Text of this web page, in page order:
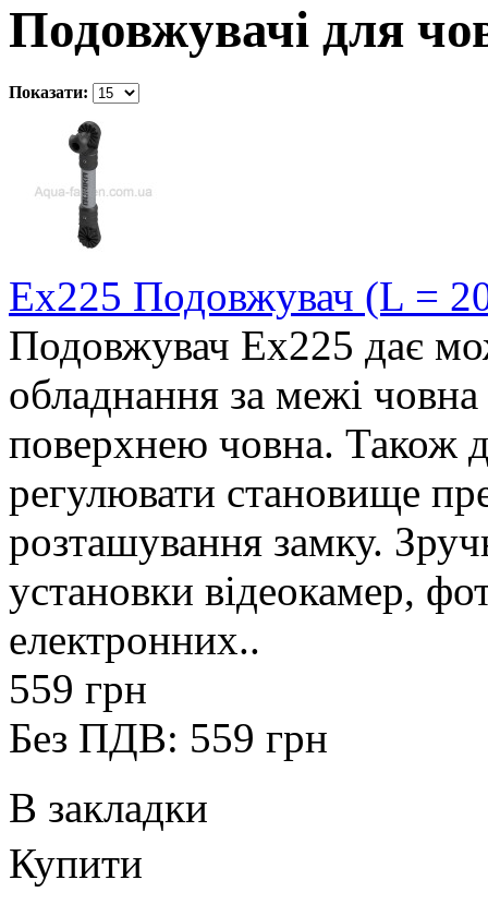
Подовжувачі для
Показати:
Ex225 Подовжувач (L =
Подовжувач Ex225 дає
обладнання за межі
поверхнею човна. Також
регулювати становище
розташування замку.
установки відеокамер,
електронних..
559 грн
Без ПДВ: 559 грн
В закладки
Купити